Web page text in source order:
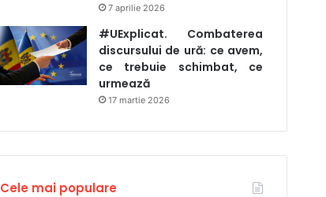
7 aprilie 2026
#UExplicat. Combaterea
discursului de ură: ce avem,
ce trebuie schimbat, ce
urmează
17 martie 2026
Cele mai populare